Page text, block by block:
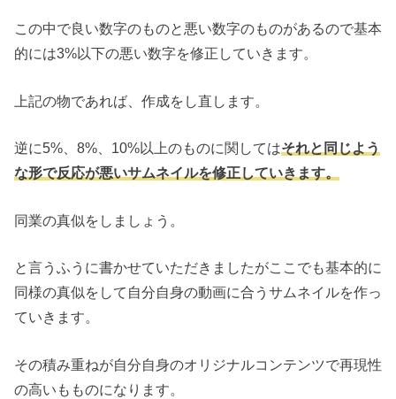
この中で良い数字のものと悪い数字のものがあるので基本
的には3%以下の悪い数字を修正していきます。
上記の物であれば、作成をし直します。
逆に5%、8%、10%以上のものに関してはそれと同じよう
な形で反応が悪いサムネイルを修正していきます。
同業の真似をしましょう。
と言うふうに書かせていただきましたがここでも基本的に
同様の真似をして自分自身の動画に合うサムネイルを作っ
ていきます。
その積み重ねが自分自身のオリジナルコンテンツで再現性
の高いもものになります。